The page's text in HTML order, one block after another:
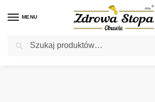
MENU
Rabat ⚡ 5% kod: ZDROWASTOPA (na